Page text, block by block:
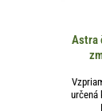
Astra
určená